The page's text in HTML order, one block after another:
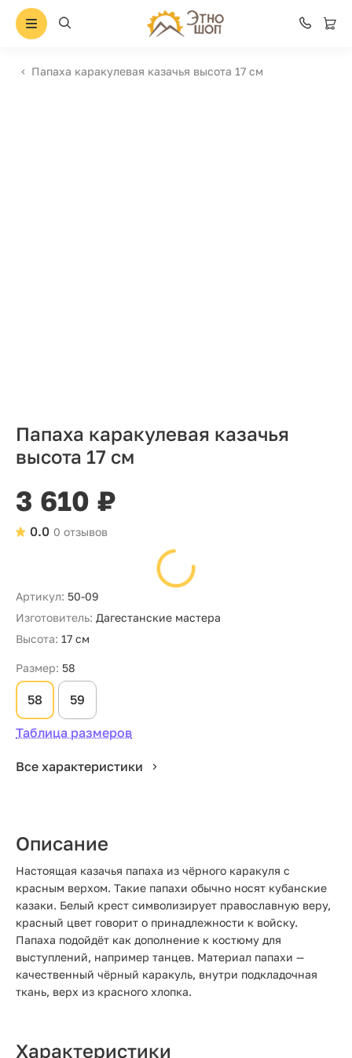
Папаха каракулевая казачья высота 17 см
Папаха каракулевая казачья
высота 17 см
3 610 ₽
0 отзывов
0.0
Артикул: 50-09
Изготовитель: Дагестанские мастера
Высота: 17 см
Размер: 58
58 59
Таблица размеров
Все характеристики
Описание
Настоящая казачья папаха из чёрного каракуля с
красным верхом. Такие папахи обычно носят кубанские
казаки. Белый крест символизирует православную веру,
красный цвет говорит о принадлежности к войску.
Папаха подойдёт как дополнение к костюму для
выступлений, например танцев. Материал папахи —
качественный чёрный каракуль, внутри подкладочная
ткань, верх из красного хлопка.
Характеристики